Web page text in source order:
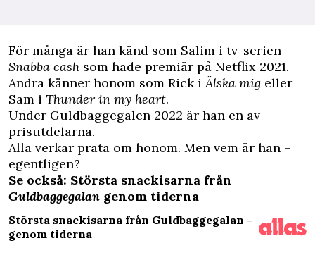
För många är han känd som Salim i tv-serien
Snabba cash som hade premiär på Netflix 2021.
Andra känner honom som Rick iÄlska mig eller
Sam i Thunder in my heart.
Under Guldbaggegalen 2022 är han en av
prisutdelarna.
Alla verkar prata om honom. Men vem är han –
egentligen?
Se också: Största snackisarna från
Guldbaggegalan genom tiderna
Största snackisarna från Guldbaggegalan -
genom tiderna